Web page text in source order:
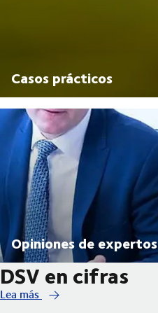
Casos prácticos
Opiniones de expertos
DSV en cifras
Lea más